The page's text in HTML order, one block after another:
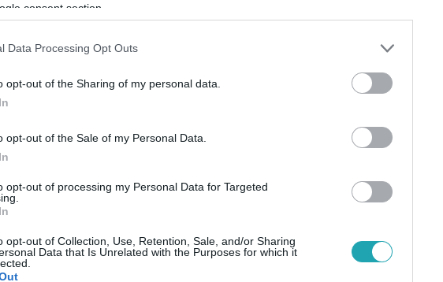
consent section.
Data Processing Opt Outs
opt-out of the Sharing of my personal data.
opt-out of the Sale of my Personal Data.
opt-out of processing my Personal Data for Targeted
opt-out of Collection, Use, Retention, Sale, and/or Sharing
Data that Is Unrelated with the Purposes for which it
Link másolása
forintos beruházás költségeit európai
legyen a Google-találatokban!